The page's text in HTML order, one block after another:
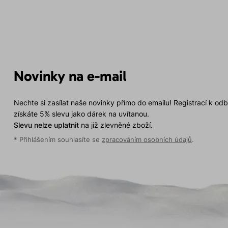
Novinky na e-mail
Nechte si zasílat naše novinky přímo do emailu! Registrací k
získáte 5% slevu jako dárek na uvítanou.
Slevu nelze uplatnitna již zlevněné zboží.
* Přihlášením souhlasíte se zpracováním osobních údajů.